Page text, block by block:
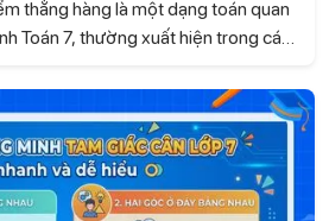
thẳng hàng là một dạng toán quan
Toán 7, thường xuất hiện trong các
là Giỏi sẽ hướng dẫn những
dễ hiểu, giúp học sinh vận dụng